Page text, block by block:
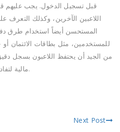
قبل تسجيل الدخول. يجب عليهم
اللاعبين الآخرين، وكذلك
المستحسن أيضاً استخدام طرق
للمستخدمين، مثل بطاقات الائتمان أو
من الجيد أن يحتفظ اللاعبون بسجل
مالية لتفادي أي مشكلات قد تنشأ مستقبلاً.
Next Post